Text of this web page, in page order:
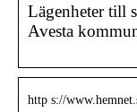
Lägenheter till
Avesta
http s://